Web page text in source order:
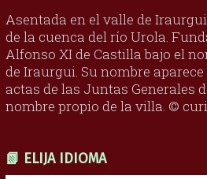
Asentada en el valle de
de la cuenca del río Urola.
Alfonso XI de Castilla bajo el
de Iraurgui. Su nombre aparece
actas de las Juntas Generales
nombre propio de la villa. ©
📗 ELIJA IDIOMA